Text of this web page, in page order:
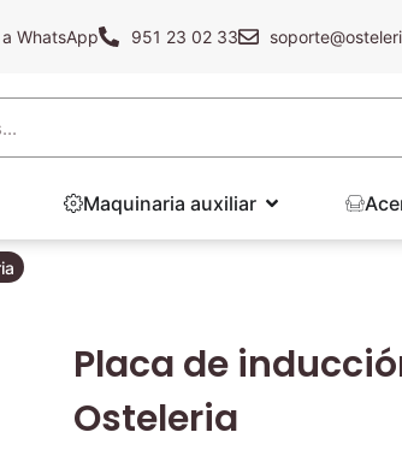
WhatsApp 951 23 02 33
Maquinaria auxiliar
Placa de
Osteleria